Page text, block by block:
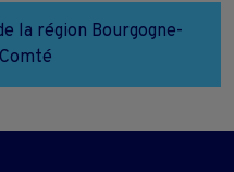
la région Bourgogne-